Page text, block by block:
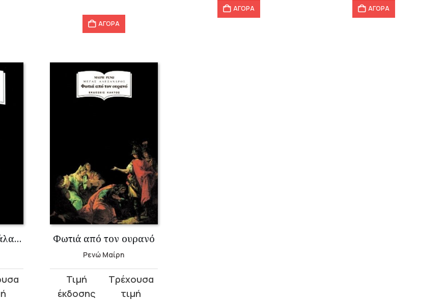
ΑΓΟΡΑ
ΑΓΟΡΑ ΑΓΟΡΑ
Ο ταύρος από τη θάλασσα Φωτιά από τον ουρανό
Ρενώ Μαίρη
Original
price
τρέχουσα